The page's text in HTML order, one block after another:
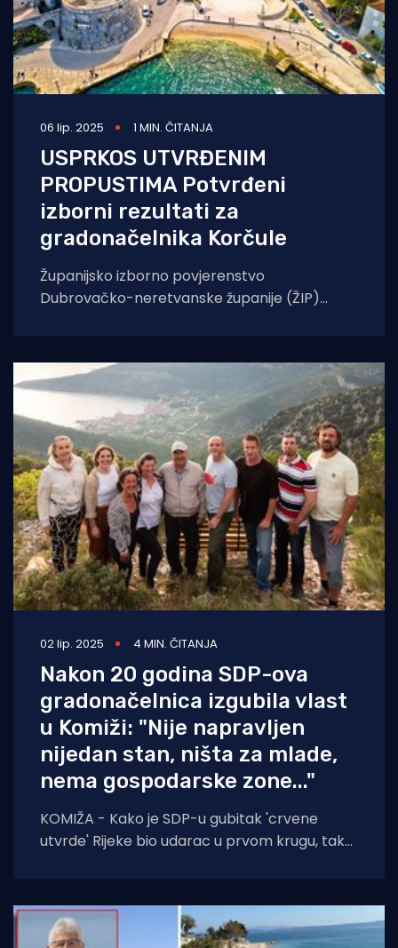
06 lip. 2025 1 MIN. ČITANJA
USPRKOS UTVRĐENIM
PROPUSTIMA Potvrđeni
izborni rezultati za
gradonačelnika Korčule
Županijsko izborno povjerenstvo
Dubrovačko-neretvanske županije (ŽIP)
su utvrdili propuste. Po
02 lip. 2025 4 MIN. ČITANJA
Nakon 20 godina SDP-ova
gradonačelnica izgubila vlast
u Komiži: "Nije napravljen
nijedan stan, ništa za mlade,
nema gospodarske zone..."
KOMIŽA - Kako je SDP-u gubitak 'crvene
utvrde' Rijeke bio udarac u prvom krugu, tako